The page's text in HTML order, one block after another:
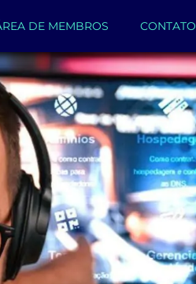
DE MEMBROS CONTATO